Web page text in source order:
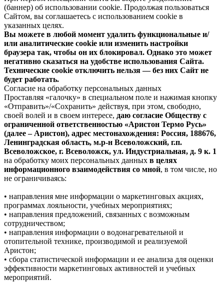
(баннер) об использовании cookie. Продолжая пользоваться
Сайтом, вы соглашаетесь с использованием cookie в
указанных целях.
Вы можете в любой момент удалить функциональные и/
или аналитические cookie или изменить настройки
браузера так, чтобы он их блокировал. Однако это может
негативно сказаться на удобстве использования Сайта.
Технические cookie отключить нельзя — без них Сайт не
будет работать.
Согласие на обработку персональных данных
Проставляя «галочку» в специальном поле и нажимая кнопку
«Отправить»/«Сохранить» действуя, при этом, свободно,
своей волей и в своем интересе, даю согласие Обществу с
ограниченной ответственностью «Аристон Термо Русь»
(далее – Аристон), адрес местонахождения: Россия, 188676,
Ленинградская область, м.р-н Всеволожский, г.п.
Всеволожское, г. Всеволожск, ул. Индустриальная, д. 9 к. 1
на обработку моих персональных данных в целях
информационного взаимодействия со мной, в том числе, но
не ограничиваясь:
• направления мне информации о маркетинговых акциях,
программах лояльности, учебных мероприятиях;
• направления предложений, связанных с возможным
сотрудничеством;
• направления информации о водонагревательной и
отопительной технике, производимой и реализуемой
Аристон;
• сбора статистической информации и ее анализа для оценки
эффективности маркетинговых активностей и учебных
мероприятий.